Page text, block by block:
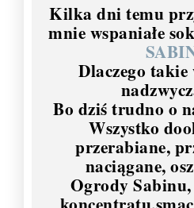
Kilka dni temu
mnie wspaniałe
Dlaczego takie
Bo dziś trudno o
Wszystko
przerabiane,
naciągane,
Ogrody